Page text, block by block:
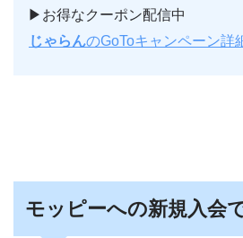
▶︎お得なクーポン配信中
じゃらんのGoToキャンペーン詳
モッピーへの新規入会